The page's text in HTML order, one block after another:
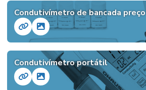
Condutivímetro de bancada preço
Condutivímetro portátil